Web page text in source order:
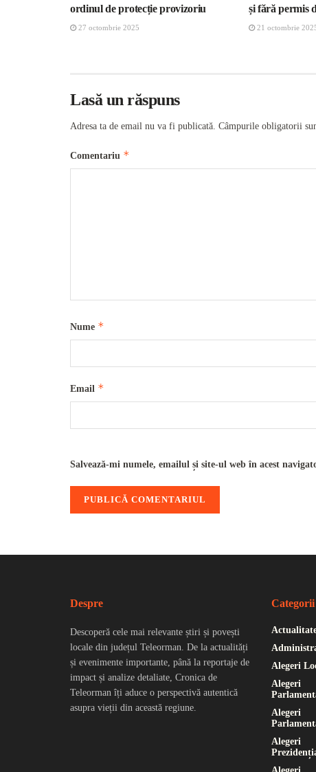
ordinul de protecție provizoriu
27 octombrie 2025
și fără permis
21 octombrie
Lasă un răspuns
Adresa ta de email nu va fi publicată. Câmpurile obligatorii
Comentariu *
Nume *
Email *
Salvează-mi numele, emailul și site-ul web în acest
Despre
Descoperă cele mai relevante știri și povești
locale din județul Teleorman. De la actualități
și evenimente importante, până la reportaje de
impact și analize detaliate, Cronica de
Teleorman îți aduce o perspectivă autentică
asupra vieții din această regiune.
Categorii
Alegeri
Alegeri
Alegeri
Alegeri